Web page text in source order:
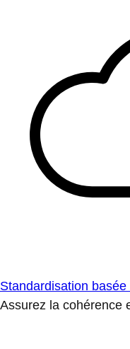
Standardisation
Assurez la cohérence